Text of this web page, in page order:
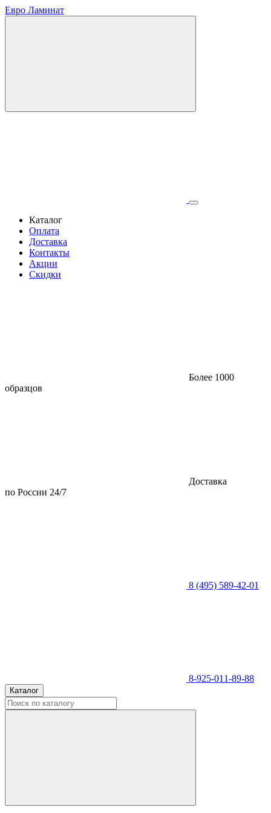
Евро Ламинат
Каталог
Оплата
Доставка
Контакты
Акции
Скидки
Более 1000
образцов
Доставка
по России 24/7
8 (495) 589-42-01
8-925-011-89-88
Каталог